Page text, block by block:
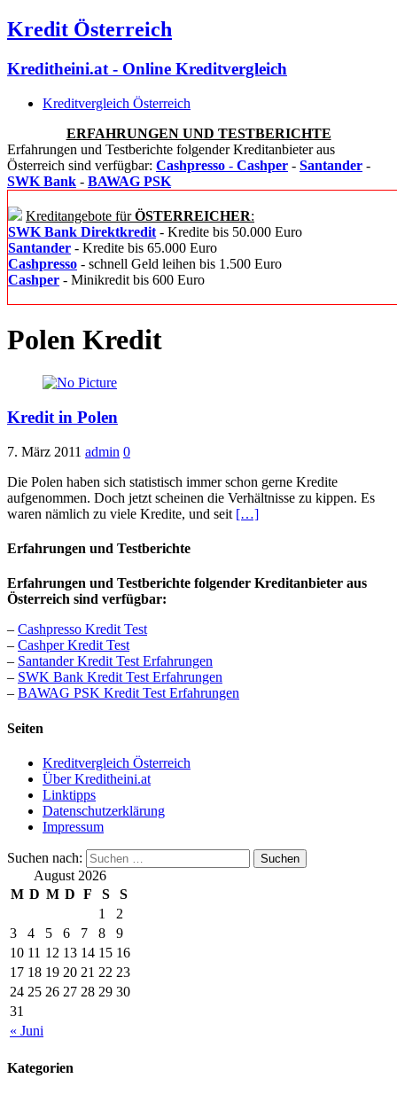
Kredit Österreich
Kreditheini.at - Online Kreditvergleich
Kreditvergleich Österreich
ERFAHRUNGEN UND TESTBERICHTE
Erfahrungen und Testberichte folgender Kreditanbieter aus
Österreich sind verfügbar: Cashpresso - Cashper - Santander -
SWK Bank - BAWAG PSK
Kreditangebote fürÖSTERREICHER:
SWK Bank Direktkredit - Kredite bis 50.000 Euro
Santander - Kredite bis 65.000 Euro
Cashpresso - schnell Geld leihen bis 1.500 Euro
Cashper - Minikredit bis 600 Euro
Polen Kredit
Kredit in Polen
7. März 2011 admin 0
Die Polen haben sich statistisch immer schon gerne Kredite
aufgenommen. Doch jetzt scheinen die Verhältnisse zu kippen. Es
waren nämlich zu viele Kredite, und seit […]
Erfahrungen und Testberichte
Erfahrungen und Testberichte folgender Kreditanbieter aus
Österreich sind verfügbar:
– Cashpresso Kredit Test
– Cashper Kredit Test
– Santander Kredit Test Erfahrungen
– SWK Bank Kredit Test Erfahrungen
– BAWAG PSK Kredit Test Erfahrungen
Seiten
Kreditvergleich Österreich
Über Kreditheini.at
Linktipps
Datenschutzerklärung
Impressum
Suchen nach:
August 2026
M D M D F S S
« Juni
1
2
3
4 5 6 7 8
9
10 11 12 13 14 15 16
17 18 19 20 21 22 23
24 25 26 27 28 29 30
31
Kategorien